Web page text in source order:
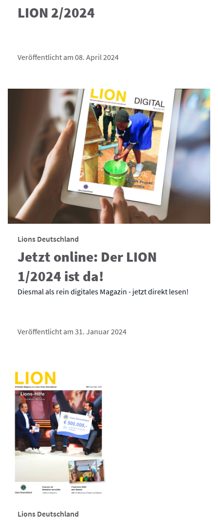
LION 2/2024
Veröffentlicht am 08. April 2024
Lions Deutschland
Jetzt online: Der LION
1/2024 ist da!
Diesmal als rein digitales Magazin - jetzt direkt lesen!
Veröffentlicht am 31. Januar 2024
Lions Deutschland